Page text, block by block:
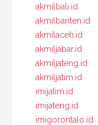
akmilbali.id
akmilbanten.id
akmilaceh.id
akmiljabar.id
akmiljateng.id
akmiljatim.id
imijatim.id
imijateng.id
imigorontalo.id